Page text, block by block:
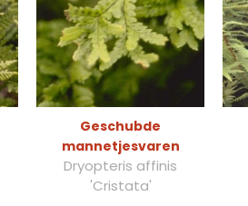
Geschubde
mannetjesvaren
Dryopteris affinis
'Cristata'